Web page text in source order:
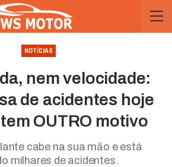
NOTÍCIAS
nem velocidade:
de acidentes hoje
OUTRO motivo
cabe na sua mão e está
milhares de acidentes.